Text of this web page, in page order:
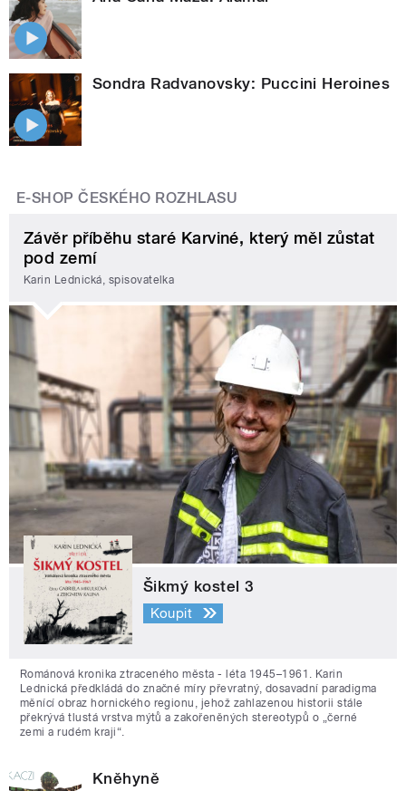
Sondra Radvanovsky: Puccini Heroines
E-SHOP ČESKÉHO ROZHLASU
Závěr příběhu staré Karviné, který měl zůstat
pod zemí
Karin Lednická, spisovatelka
Šikmý kostel 3
Koupit
Románová kronika ztraceného města - léta 1945–1961. Karin
Lednická předkládá do značné míry převratný, dosavadní paradigma
měnící obraz hornického regionu, jehož zahlazenou historii stále
překrývá tlustá vrstva mýtů a zakořeněných stereotypů o „černé
zemi a rudém kraji“.
Kněhyně